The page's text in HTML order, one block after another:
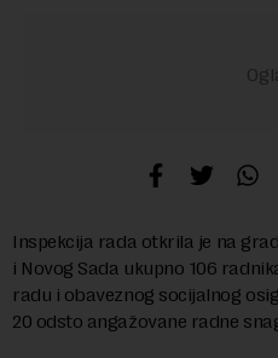
Inspekcija rada otkrila je na
i Novog Sada ukupno 106
radu i obaveznog socijalnog
20 odsto angažovane radne